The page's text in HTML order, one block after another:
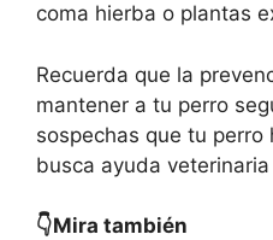
coma hierba o plantas
Recuerda que la
mantener a tu perro
sospechas que tu perro
busca ayuda
👇Mira también